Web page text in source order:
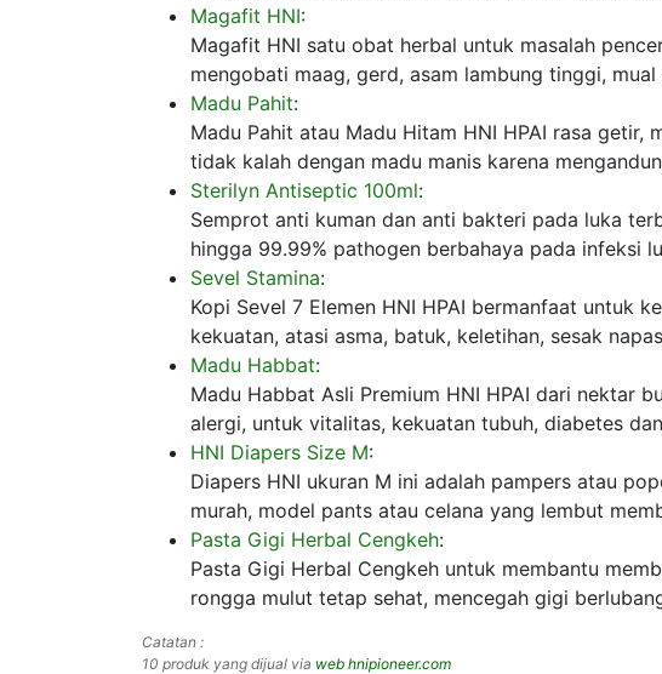
Magafit HNI:
Magafit HNI satu obat herbal untuk masalah
mengobati maag, gerd, asam lambung tinggi,
Madu Pahit:
Madu Pahit atau Madu Hitam HNI HPAI rasa getir,
tidak kalah dengan madu manis karena
Sterilyn Antiseptic 100ml:
Semprot anti kuman dan anti bakteri pada luka
hingga 99.99% pathogen berbahaya pada infeksi
Sevel Stamina:
Kopi Sevel 7 Elemen HNI HPAI bermanfaat untuk
kekuatan, atasi asma, batuk, keletihan, sesak
Madu Habbat:
Madu Habbat Asli Premium HNI HPAI dari nektar
alergi, untuk vitalitas, kekuatan tubuh, diabetes
HNI Diapers Size M:
Diapers HNI ukuran M ini adalah pampers atau
murah, model pants atau celana yang lembut
Pasta Gigi Herbal Cengkeh:
Pasta Gigi Herbal Cengkeh untuk membantu
rongga mulut tetap sehat, mencegah gigi
Catatan :
10 produk yang dijual via web hnipioneer.com